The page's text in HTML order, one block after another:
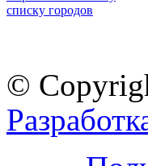
списку городов
©